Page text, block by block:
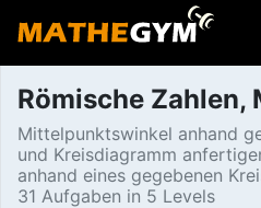
Römische Zahlen,
Mittelpunktswinkel anhand
und Kreisdiagramm
anhand eines gegebenen
31 Aufgaben in 5 Levels